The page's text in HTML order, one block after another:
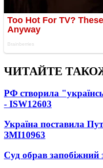
ЧИТАЙТЕ
РФ створила
- ISW12603
Україна поставила
ЗМІ10963
Суд обрав запобіжний